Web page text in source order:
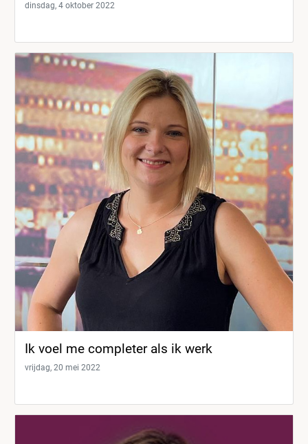
dinsdag, 4 oktober 2022
Ik voel me completer als ik werk
vrijdag, 20 mei 2022